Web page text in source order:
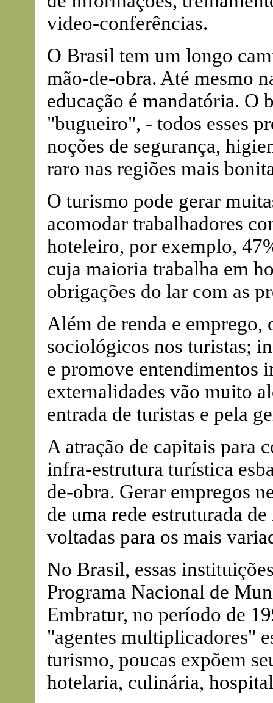
video-conferências.
O Brasil tem um longo
mão-de-obra. Até mesmo
educação é mandatória. O
"bugueiro", - todos esses
noções de segurança,
raro nas regiões mais
O turismo pode gerar
acomodar trabalhadores
hoteleiro, por exemplo,
cuja maioria trabalha em
obrigações do lar com as
Além de renda e
sociológicos nos turistas;
e promove entendimentos
externalidades vão muito
entrada de turistas e pela
A atração de capitais para
infra-estrutura turística
de-obra. Gerar empregos
de uma rede estruturada
voltadas para os mais
No Brasil, essas
Programa Nacional de
Embratur, no período de
"agentes multiplicadores"
turismo, poucas expõem
hotelaria, culinária,